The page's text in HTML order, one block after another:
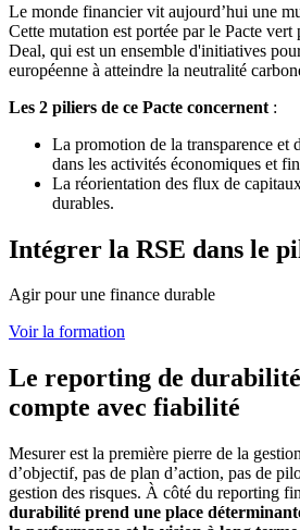
Le monde financier vit aujourd’hui une
Cette mutation est portée par le Pacte
Deal, qui est un ensemble d'initiatives
européenne à atteindre la neutralité
Les 2 piliers de ce Pacte concernent :
La promotion de la transparence et
dans les activités économiques et
La réorientation des flux de
durables.
Intégrer la RSE dans le
Agir pour une finance durable
Voir la formation
Le reporting de
compte avec fiabilité
Mesurer est la première pierre de la
d’objectif, pas de plan d’action, pas de
gestion des risques. À côté du reporting
durabilité prend une place